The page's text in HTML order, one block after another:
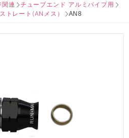
関連
チューブエンド アルミパイプ用
トレート(ANメス）
AN8